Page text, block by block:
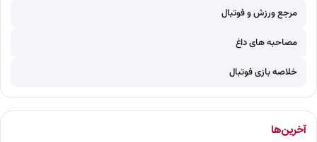
مرجع ورزش و فوتبال
مصاحبه های داغ
خلاصه بازی فوتبال
آخرین‌ها